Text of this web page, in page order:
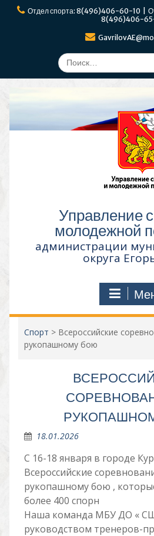
ПерейтиОтдел спорта: 8(496)406-60-10 |
8(496)406-
Поиск
по:
Управление
молодежной
администрации
округа
Спорт > Всероссийские
рукопашному бою
18.01.2026
С 16-18 января в городе
Всероссийские
рукопашному бою ,
более 400 спорн
Наша команда МБУ ДО «
руководством тренеров-